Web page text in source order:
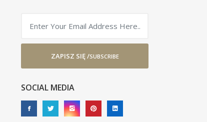
ZAPISZ SIĘ /SUBSCRIBE
SOCIAL MEDIA